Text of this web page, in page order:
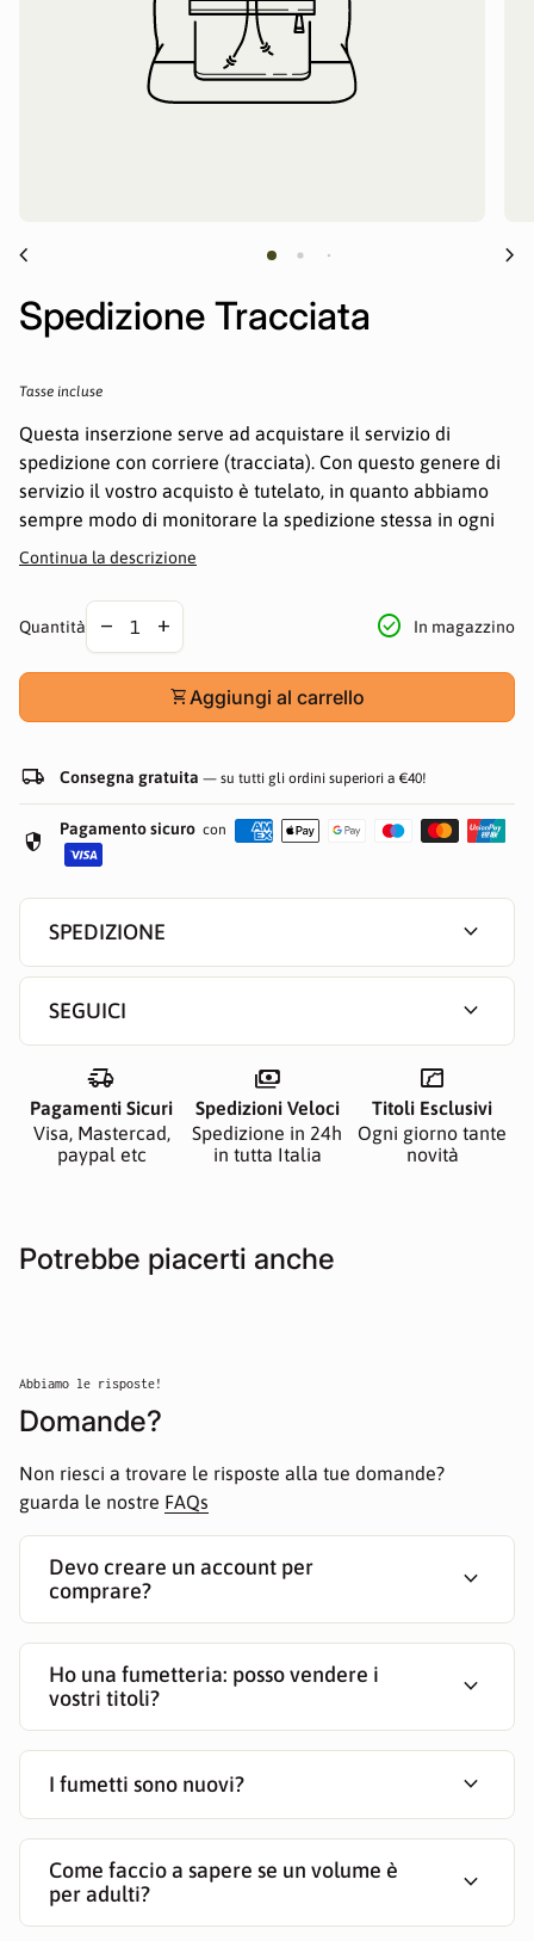
chevron_left chevron_right
Spedizione Tracciata
Tasse incluse
Questa inserzione serve ad acquistare il servizio di
spedizione con corriere (tracciata). Con questo genere di
servizio il vostro acquisto è tutelato, in quanto abbiamo
sempre modo di monitorare la spedizione stessa in ogni
fase fino alla consegna.
Continua la descrizione
Quantità
Diminuire la quantità per
remove
Aumentare la quantità per
add check_circle In magazzino
shopping_cartAggiungi al carrello
local_shipping Consegna gratuita — su tutti gli ordini superiori a €40!
security Pagamento sicuro con
SPEDIZIONE expand_more
SEGUICI expand_more
delivery_truck_speed
Pagamenti Sicuri
Visa, Mastercad,
paypal etc
payments
Spedizioni Veloci
Spedizione in 24h
in tutta Italia
manga
Titoli Esclusivi
Ogni giorno tante
novità
Potrebbe piacerti anche
Abbiamo le risposte!
Domande?
Non riesci a trovare le risposte alla tue domande?
guarda le nostre FAQs
Devo creare un account per
comprare?
expand_more
Ho una fumetteria: posso vendere i
vostri titoli?
expand_more
I fumetti sono nuovi? expand_more
Come faccio a sapere se un volume è
per adulti?
expand_more